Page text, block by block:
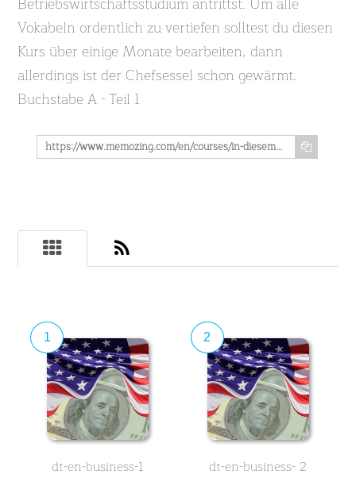
Vokabeln ordentlich zu vertiefen solltest du diesen
Kurs über einige Monate bearbeiten, dann
allerdings ist der Chefsessel schon gewärmt.
Buchstabe A - Teil 1
https://www.memozing.com/en/courses/in-diesem-vokabelmonster-lernst-du-3900-englische-vokabeln-rund-um-das-thema-business-und-geschaftsleben-buchstabe-a-teil-1-56976cdfd00b4a2054caaa
1
dt-en-business-1
2
dt-en-business- 2